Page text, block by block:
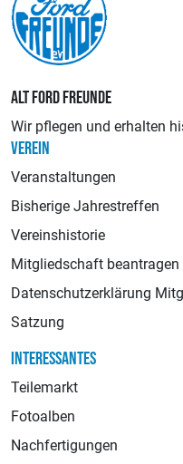
ALT FORD FREUNDE
Wir pflegen und erhalten
VEREIN
Veranstaltungen
Bisherige Jahrestreffen
Vereinshistorie
Mitgliedschaft beantragen
Datenschutzerklärung
Satzung
INTERESSANTES
Teilemarkt
Fotoalben
Nachfertigungen